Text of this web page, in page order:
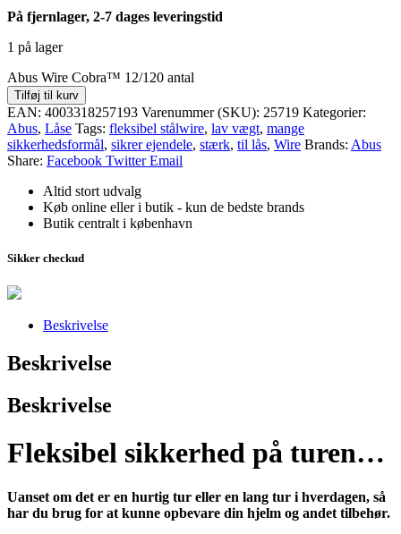
På fjernlager, 2-7 dages leveringstid
1 på lager
Abus Wire Cobra™ 12/120 antal
Tilføj til kurv
EAN: 4003318257193 Varenummer (SKU): 25719 Kategorier:
Abus, Låse Tags: fleksibel stålwire, lav vægt, mange
sikkerhedsformål, sikrer ejendele, stærk, til lås, Wire Brands: Abus
Share: Facebook Twitter Email
Altid stort udvalg
Køb online eller i butik - kun de bedste brands
Butik centralt i københavn
Sikker checkud
Beskrivelse
Beskrivelse
Beskrivelse
Fleksibel sikkerhed på turen…
Uanset om det er en hurtig tur eller en lang tur i hverdagen, så
har du brug for at kunne opbevare din hjelm og andet tilbehør.